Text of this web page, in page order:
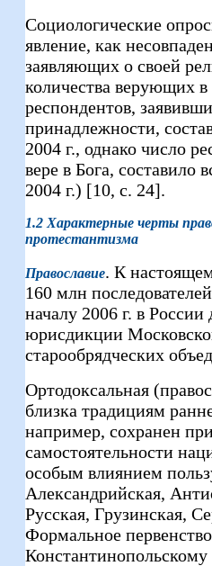
Социологические
явление, как
заявляющих о своей
количества верующих
респондентов,
принадлежности,
2004 г., однако число
вере в Бога, составило
2004 г.) [10, с. 24].
1.2 Характерные черты
протестантизма
Православие. К
160 млн
началу 2006 г. в
юрисдикции
старообрядческих
Ортодоксальная
близка традициям
например, сохранен
самостоятельности
особым влиянием
Александрийская,
Русская, Грузинская,
Формальное
Константинопольскому